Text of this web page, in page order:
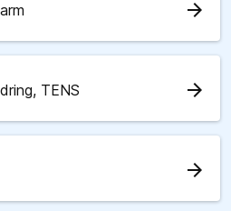
arrow_forward
TENS arrow_forward
arrow_forward